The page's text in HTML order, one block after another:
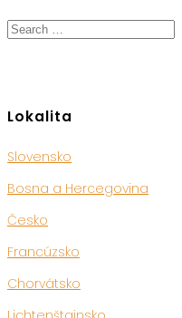
Search
Lokalita
Slovensko
Bosna a Hercegovina
Česko
Francúzsko
Chorvátsko